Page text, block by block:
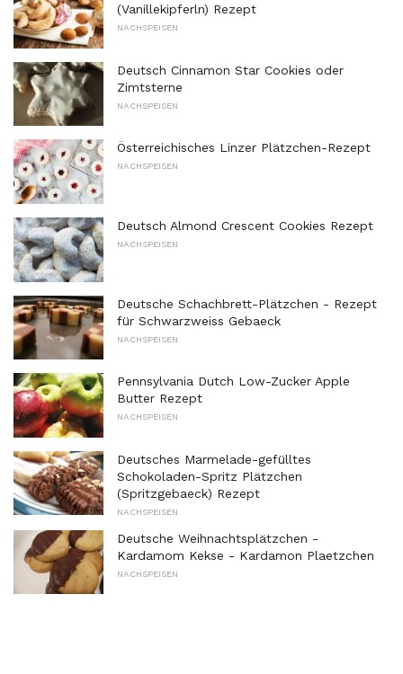
(Vanillekipferln) Rezept
NACHSPEISEN
Deutsch Cinnamon Star Cookies oder
Zimtsterne
NACHSPEISEN
Österreichisches Linzer Plätzchen-Rezept
NACHSPEISEN
Deutsch Almond Crescent Cookies Rezept
NACHSPEISEN
Deutsche Schachbrett-Plätzchen - Rezept
für Schwarzweiss Gebaeck
NACHSPEISEN
Pennsylvania Dutch Low-Zucker Apple
Butter Rezept
NACHSPEISEN
Deutsches Marmelade-gefülltes
Schokoladen-Spritz Plätzchen
(Spritzgebaeck) Rezept
NACHSPEISEN
Deutsche Weihnachtsplätzchen -
Kardamom Kekse - Kardamon Plaetzchen
NACHSPEISEN